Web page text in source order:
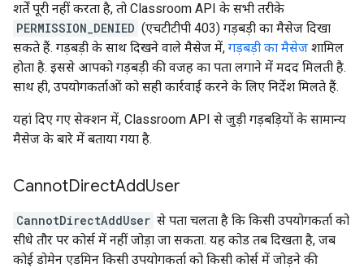
शर्तें पूरी नहीं करता है, तो Classroom API के सभी तरीके
PERMISSION_DENIED (एचटीटीपी 403) गड़बड़ी का मैसेज दिखा
सकते हैं. गड़बड़ी के साथ दिखने वाले मैसेज में, गड़बड़ी का मैसेज शामिल
होता है. इससे आपको गड़बड़ी की वजह का पता लगाने में मदद मिलती है.
साथ ही, उपयोगकर्ताओं को सही कार्रवाई करने के लिए निर्देश मिलते हैं.
यहां दिए गए सेक्शन में, Classroom API से जुड़ी गड़बड़ियों के सामान्य
मैसेज के बारे में बताया गया है.
CannotDirectAddUser
CannotDirectAddUser से पता चलता है कि किसी उपयोगकर्ता को
सीधे तौर पर कोर्स में नहीं जोड़ा जा सकता. यह कोड तब दिखता है, जब
कोई डोमेन एडमिन किसी उपयोगकर्ता को किसी कोर्स में जोड़ने की